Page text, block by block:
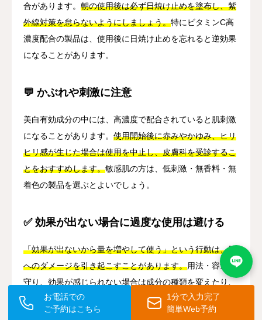
合があります。 朝の使用後は必ず日焼け止めを塗布し、紫
外線対策を怠らないようにしましょう。特にビタミンC高
濃度配合の製品は、使用後に日焼け止めを忘れると逆効果
になることがあります。
💬 かぶれや刺激に注意
美白有効成分の中には、高濃度で配合されていると肌刺激
になることがあります。 使用開始後に赤みやかゆみ、ヒリ
ヒリ感が生じた場合は使用を中止し、皮膚科を受診するこ
とをおすすめします。敏感肌の方は、低刺激・無香料・無
着色の製品を選ぶとよいでしょう。
✅ 効果が出ない場合に過度な使用は避ける
「効果が出ないから量を増やして使う」という行動は、肌
へのダメージを引き起こすことがあります。用法・容量を
守り、効果が感じられない場合は成分の種類を変えたり、
専門家に相談したりすることを検討しましょう。
お電話での
ご予約はこちら
1分で入力完了
簡単Web予約